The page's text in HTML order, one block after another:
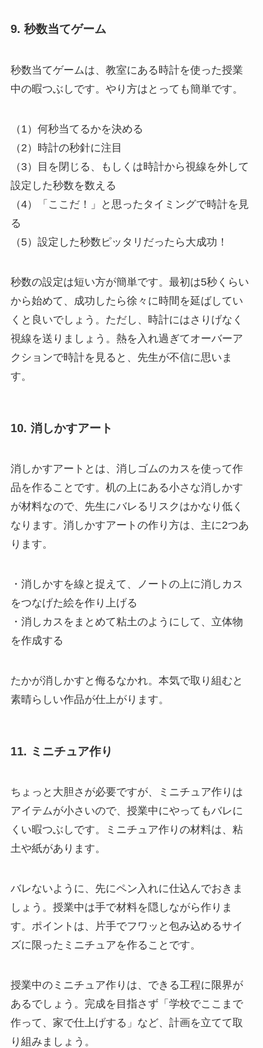
9. 秒数当てゲーム
秒数当てゲームは、教室にある時計を使った授業
中の暇つぶしです。やり方はとっても簡単です。
（1）何秒当てるかを決める
（2）時計の秒針に注目
（3）目を閉じる、もしくは時計から視線を外して
設定した秒数を数える
（4）「ここだ！」と思ったタイミングで時計を見
る
（5）設定した秒数ピッタリだったら大成功！
秒数の設定は短い方が簡単です。最初は5秒くらい
から始めて、成功したら徐々に時間を延ばしてい
くと良いでしょう。ただし、時計にはさりげなく
視線を送りましょう。熱を入れ過ぎてオーバーア
クションで時計を見ると、先生が不信に思いま
す。
10. 消しかすアート
消しかすアートとは、消しゴムのカスを使って作
品を作ることです。机の上にある小さな消しかす
が材料なので、先生にバレるリスクはかなり低く
なります。消しかすアートの作り方は、主に2つあ
ります。
・消しかすを線と捉えて、ノートの上に消しカス
をつなげた絵を作り上げる
・消しカスをまとめて粘土のようにして、立体物
を作成する
たかが消しかすと侮るなかれ。本気で取り組むと
素晴らしい作品が仕上がります。
11. ミニチュア作り
ちょっと大胆さが必要ですが、ミニチュア作りは
アイテムが小さいので、授業中にやってもバレに
くい暇つぶしです。ミニチュア作りの材料は、粘
土や紙があります。
バレないように、先にペン入れに仕込んでおきま
しょう。授業中は手で材料を隠しながら作りま
す。ポイントは、片手でフワッと包み込めるサイ
ズに限ったミニチュアを作ることです。
授業中のミニチュア作りは、できる工程に限界が
あるでしょう。完成を目指さず「学校でここまで
作って、家で仕上げする」など、計画を立てて取
り組みましょう。